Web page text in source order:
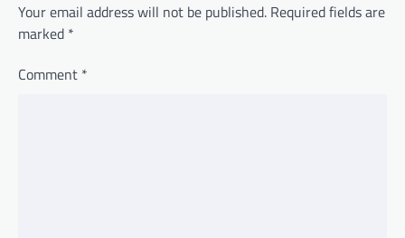
Your email address will not be published. Required fields are
marked *
Comment *